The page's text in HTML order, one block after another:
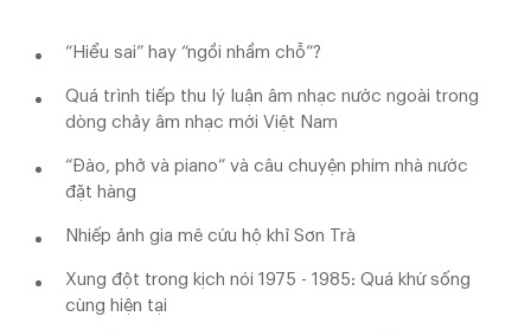
“Hiểu sai” hay “ngồi nhầm chỗ”?
Quá trình tiếp thu lý luận âm nhạc nước ngoài trong
dòng chảy âm nhạc mới Việt Nam
“Đào, phở và piano” và câu chuyện phim nhà nước
đặt hàng
Nhiếp ảnh gia mê cứu hộ khỉ Sơn Trà
Xung đột trong kịch nói 1975 - 1985: Quá khứ sống
cùng hiện tại